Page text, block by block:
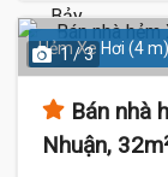
Hẻm Xe Hơi (4 m)
1 / 3
Bán nhà
Nhuận,